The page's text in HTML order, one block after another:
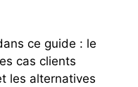
ce guide : le
cas clients
les alternatives